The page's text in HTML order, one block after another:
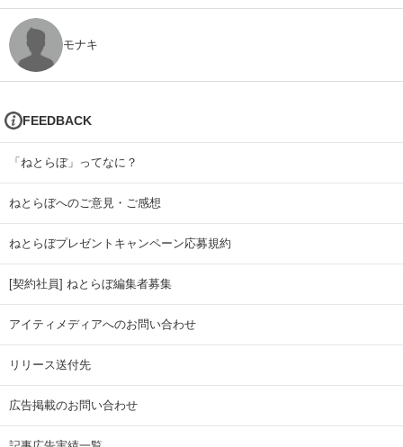
モナキ
FEEDBACK
「ねとらぼ」ってなに？
ねとらぼへのご意見・ご感想
ねとらぼプレゼントキャンペーン応募規約
[契約社員] ねとらぼ編集者募集
アイティメディアへのお問い合わせ
リリース送付先
広告掲載のお問い合わせ